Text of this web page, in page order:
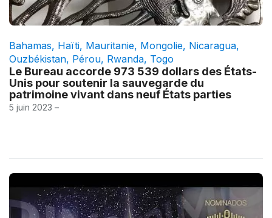
Bahamas, Haïti, Mauritanie, Mongolie, Nicaragua,
Ouzbékistan, Pérou, Rwanda, Togo
Le Bureau accorde 973 539 dollars des États-
Unis pour soutenir la sauvegarde du
patrimoine vivant dans neuf États parties
5 juin 2023 –